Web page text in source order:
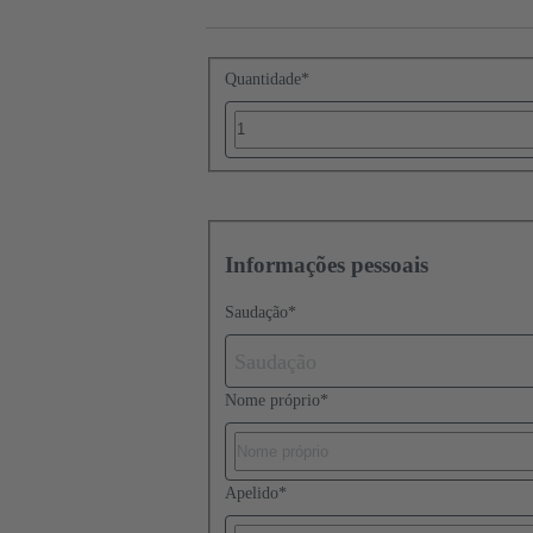
Quantidade*
Informações pessoais
Saudação*
Nome próprio*
Apelido*